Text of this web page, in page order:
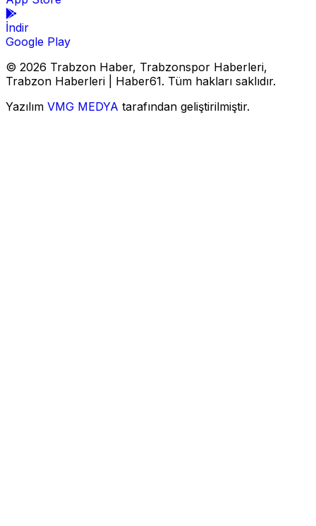
İndir
Google Play
© 2026 Trabzon Haber, Trabzonspor Haberleri,
Trabzon Haberleri | Haber61. Tüm hakları saklıdır.
Yazılım VMG MEDYA tarafından geliştirilmiştir.